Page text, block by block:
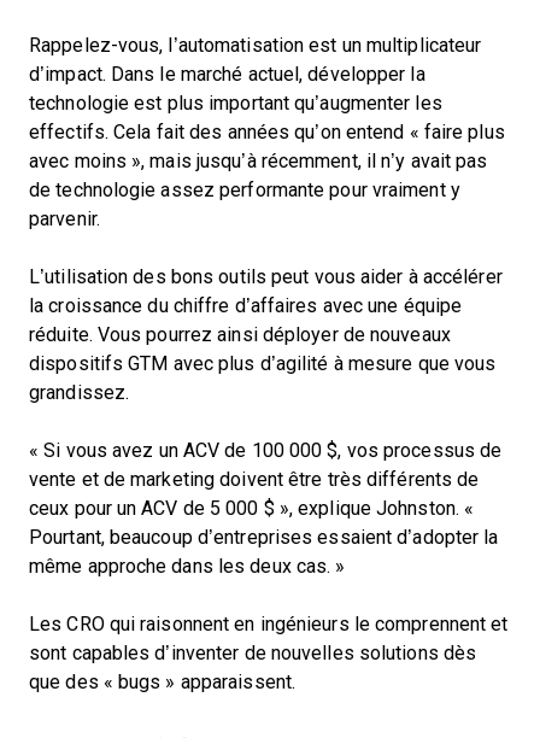
Rappelez-vous, l’automatisation est un multiplicateur
d’impact. Dans le marché actuel, développer la
technologie est plus important qu’augmenter les
effectifs. Cela fait des années qu’on entend « faire plus
avec moins », mais jusqu’à récemment, il n’y avait pas
de technologie assez performante pour vraiment y
parvenir.
L’utilisation des bons outils peut vous aider à accélérer
la croissance du chiffre d’affaires avec une équipe
réduite. Vous pourrez ainsi déployer de nouveaux
dispositifs GTM avec plus d’agilité à mesure que vous
grandissez.
« Si vous avez un ACV de 100 000 $, vos processus de
vente et de marketing doivent être très différents de
ceux pour un ACV de 5 000 $ », explique Johnston. «
Pourtant, beaucoup d’entreprises essaient d’adopter la
même approche dans les deux cas. »
Les CRO qui raisonnent en ingénieurs le comprennent et
sont capables d’inventer de nouvelles solutions dès
que des « bugs » apparaissent.